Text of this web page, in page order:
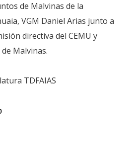
de Malvinas de la
VGM Daniel Arias junto a
directiva del CEMU y
Malvinas.
TDFAIAS